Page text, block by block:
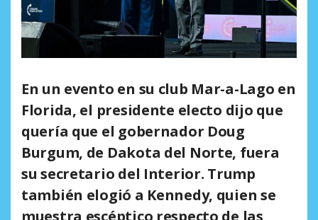
En un evento en su club Mar-a-Lago en
Florida, el presidente electo dijo que
quería que el gobernador Doug
Burgum, de Dakota del Norte, fuera
su secretario del Interior. Trump
también elogió a Kennedy, quien se